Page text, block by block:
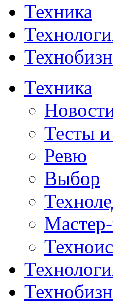
Техника
Техника
Тесты
Ревю
Выбор